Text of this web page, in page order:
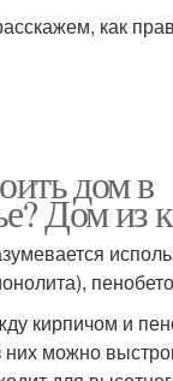
как
дом в
Дом из
кирпичом и
можно